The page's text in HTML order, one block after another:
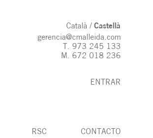
Català
Castellà
gerencia@cmalleida.com
T. 973 245 133
M. 672 018 236
ENTRAR
RSC CONTACTO